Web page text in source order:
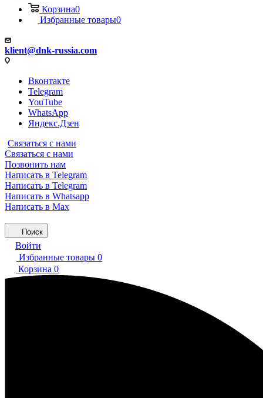
Корзина0
Избранные товары0
klient@dnk-russia.com
Вконтакте
Telegram
YouTube
WhatsApp
Яндекс.Дзен
Связаться с нами
Связаться с нами
Позвонить нам
Написать в Telegram
Написать в Telegram
Написать в Whatsapp
Написать в Max
Поиск
Войти
Избранные товары 0
Корзина 0